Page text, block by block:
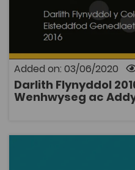
Added on: 03/06/2020
Darlith Flynyddol
Wenhwyseg ac
Darlith Flynyddol y Coleg
Y Gymraeg, y
ddarlith yn Eisteddfod
Cyffiniau ar ddydd Mawrth
OPEN
#Fi: Ben a Hollie (2013)